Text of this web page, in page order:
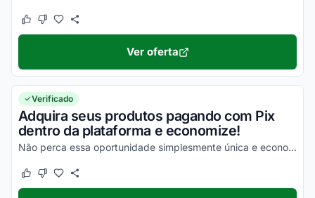
Este cupom funcionou
Este cupom não funcionou
Ver oferta
Verificado
Adquira seus produtos pagando com Pix
dentro da plataforma e economize!
Não perca essa oportunidade simplesmente única e economize da melhor maneira possível!
Este cupom funcionou
Este cupom não funcionou